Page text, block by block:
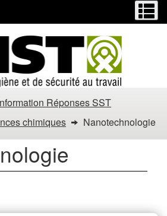
contenu
principal
la
version
HTML
simplifiée
Réponses SST
chimiques
Nanotechnologie